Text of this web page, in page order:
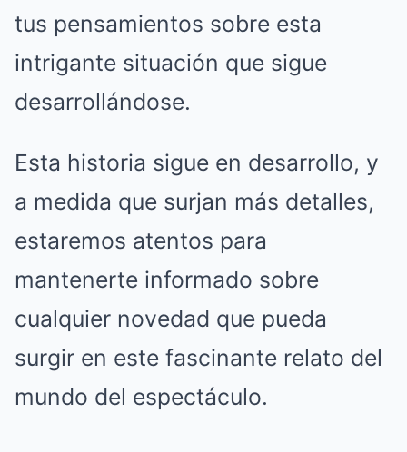
tus pensamientos sobre esta
intrigante situación que sigue
desarrollándose.
Esta historia sigue en desarrollo, y
a medida que surjan más detalles,
estaremos atentos para
mantenerte informado sobre
cualquier novedad que pueda
surgir en este fascinante relato del
mundo del espectáculo.